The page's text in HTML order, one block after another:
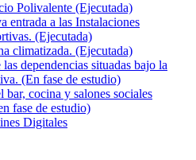
Polivalente (Ejecutada)
entrada a las Instalaciones
(Ejecutada)
climatizada. (Ejecutada)
dependencias situadas bajo la
(En fase de estudio)
bar, cocina y salones sociales
fase de estudio)
Digitales